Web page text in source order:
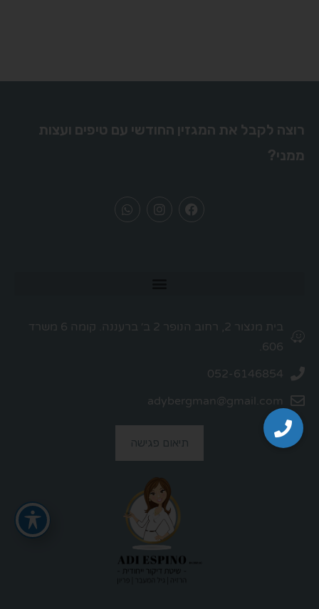
רוצה לקבל את המגזין החודשי עם טיפים ועצות
ממני?
בית מנצור 2, רחוב הנופר 2 ב׳ ברעננה. קומה 6 משרד
606.
052-6146854
adybergman@gmail.com
תיאום פגישה